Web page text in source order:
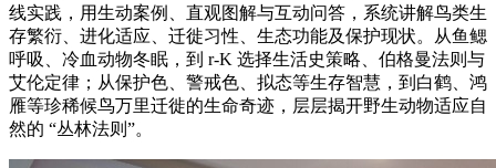
线实践，用生动案例、直观图解与互动问答，系统讲解鸟类生
存繁衍、进化适应、迁徙习性、生态功能及保护现状。从鱼鳃
呼吸、冷血动物冬眠，到 r-K 选择生活史策略、伯格曼法则与
艾伦定律；从保护色、警戒色、拟态等生存智慧，到白鹤、鸿
雁等珍稀候鸟万里迁徙的生命奇迹，层层揭开野生动物适应自
然的 “丛林法则”。